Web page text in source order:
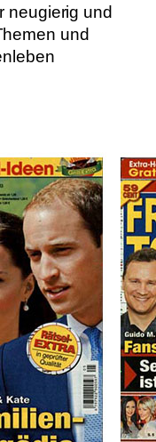
neugierig und
und